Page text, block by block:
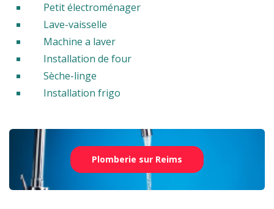
Petit électroménager
Lave-vaisselle
Machine a laver
Installation de four
Sèche-linge
Installation frigo
Plomberie sur Reims